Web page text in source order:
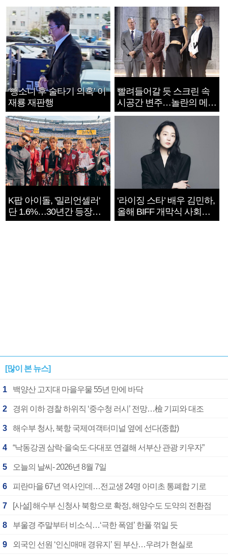
‘뺑소니 후 술타기 의혹’ 이
재룡 재판행
빨려들어갈 듯 스크린 속
시공간 변주…놀란의 메시
지는 ‘전쟁 속죄’
K팝 아이돌, '밀리언셀러'
단 1.6%…30년간 등장
1182개팀 전수조사
‘라이징 스타’ 배우 김민하,
올해 BIFF 개막식 사회자
확정
[많이 본 뉴스]
1 백양산 고지대 마을우물 55년 만에 바닥
2 경위 이하 경찰 하위직 ‘중수청 러시’ 전망…檢 기피와 대조
3 해수부 청사, 북항 국제여객터미널 옆에 선다(종합)
4 “낙동강권 삼락·을숙도·다대포 연결해 서부산 관광 키우자”
5 오늘의 날씨- 2026년 8월 7일
6 피란마을 67년 역사인데…전교생 24명 아미초 통폐합 기로
7 [사설] 해수부 신청사 북항으로 확정, 해양수도 도약의 전환점
8 부울경 주말부터 비소식…‘극한 폭염’ 한풀 꺾일 듯
9 외국인 선원 ‘인신매매 경유지’ 된 부산…우려가 현실로